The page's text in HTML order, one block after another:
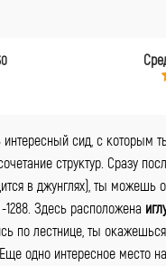
интересный сид, с которым
структур. Сразу
в джунглях), ты можешь
1288. Здесь расположена
по лестнице, ты
одно интересное место